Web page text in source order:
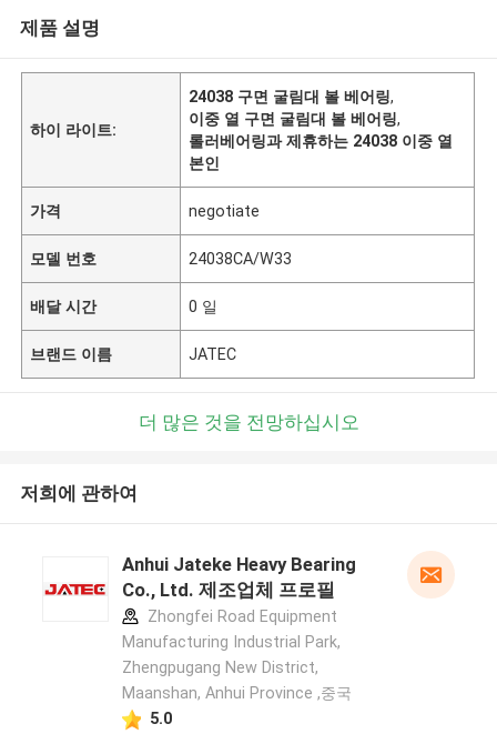
제품 설명
하이 라이트:
24038 구면 굴림대 볼 베어링,
이중 열 구면 굴림대 볼 베어링,
롤러베어링과 제휴하는 24038 이중 열
본인
가격 negotiate
모델 번호 24038CA/W33
배달 시간 0 일
브랜드 이름 JATEC
더 많은 것을 전망하십시오
저희에 관하여
Anhui Jateke Heavy Bearing
Co., Ltd. 제조업체 프로필
Zhongfei Road Equipment
Manufacturing Industrial Park,
Zhengpugang New District,
Maanshan, Anhui Province ,중국
5.0